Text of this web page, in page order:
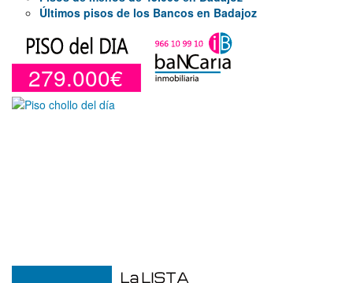
Últimos pisos de los Bancos en Badajoz
279.000€